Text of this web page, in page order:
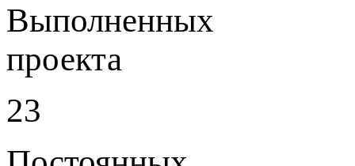
Выполненных
проекта
23